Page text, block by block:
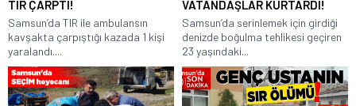
TIR ÇARPTI!
Samsun’da TIR ile ambulansın
kavşakta çarpıştığı kazada 1 kişi
yaralandı....
VATANDAŞLAR KURTARDI!
Samsun’da serinlemek için girdiği
denizde boğulma tehlikesi geçiren
23 yaşındaki...